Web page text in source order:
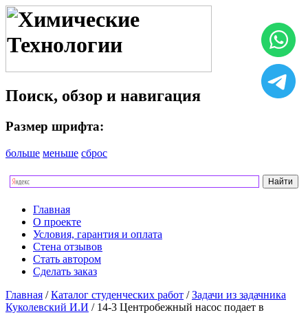
Поиск, обзор и навигация
Размер шрифта:
больше меньше сброс
Главная
О проекте
Условия, гарантия и оплата
Стена отзывов
Стать автором
Сделать заказ
Главная /Каталог студенческих работ /Задачи из задачника
Куколевский И.И / 14-3 Центробежный насос подает в